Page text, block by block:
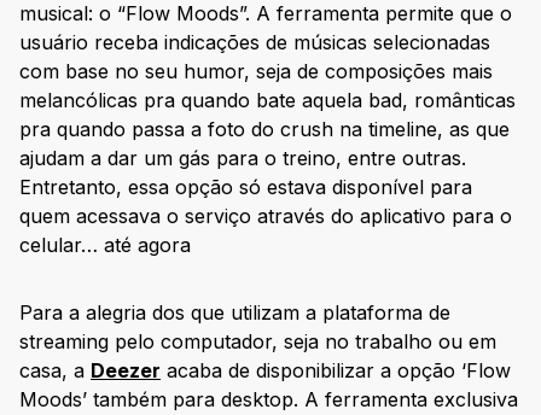
musical: o “Flow Moods”. A ferramenta permite que o
usuário receba indicações de músicas selecionadas
com base no seu humor, seja de composições mais
melancólicas pra quando bate aquela bad, românticas
pra quando passa a foto do crush na timeline, as que
ajudam a dar um gás para o treino, entre outras.
Entretanto, essa opção só estava disponível para
quem acessava o serviço através do aplicativo para o
celular… até agora
Para a alegria dos que utilizam a plataforma de
streaming pelo computador, seja no trabalho ou em
casa, a Deezer acaba de disponibilizar a opção ‘Flow
Moods’ também para desktop. A ferramenta exclusiva